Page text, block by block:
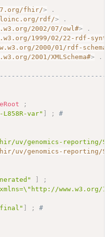
fhir/>
.
rdf/>
.
2002/07/owl#>
.
1999/02/22-rdf-
2000/01/rdf-schema#
2001/XMLSchema#> .
;
L858R-var" ] ;
#
uv/genomics-reporting/
uv/genomics-reporting/
]
;
www.w3.org/
] ;
#